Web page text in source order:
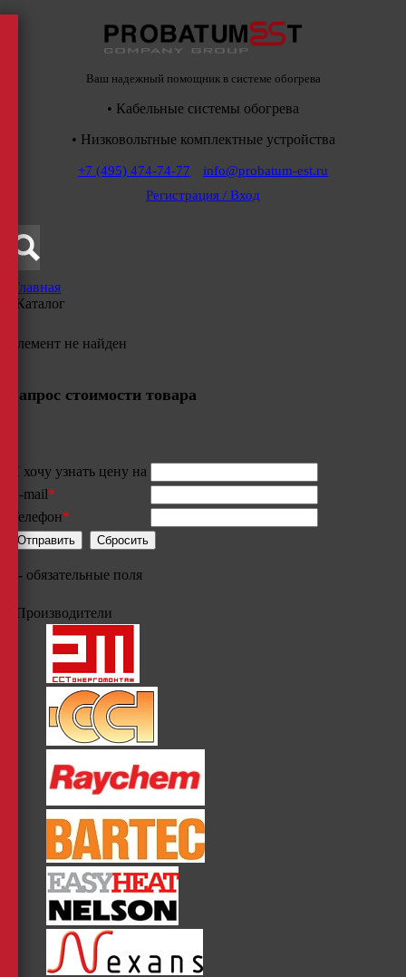
Ваш надежный помощник в системе обогрева
• Кабельные системы обогрева
• Низковольтные комплектные устройства
+7 (495) 474-74-77
info@probatum-est.ru
Регистрация / Вход
Главная
Каталог
Элемент не найден
Запрос стоимости товара
Я хочу узнать цену на
E-mail*
Телефон*
- обязательные поля
Производители